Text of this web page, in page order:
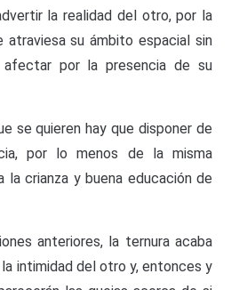
la realidad del otro, por la
atraviesa su ámbito espacial sin
afectar por la presencia de su
se quieren hay que disponer de
por lo menos de la misma
la crianza y buena educación de
anteriores, la ternura acaba
intimidad del otro y, entonces y